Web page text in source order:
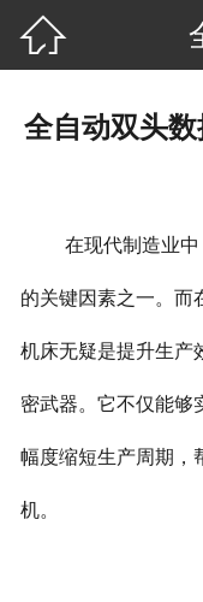

全自动双头
在现代制造业
的关键因素之一。而
机床无疑是提升生产
密武器。它不仅能够
幅度缩短生产周期，
机。